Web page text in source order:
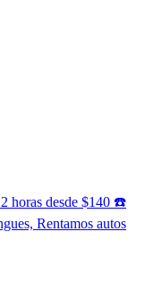
horas desde $140 ☎️
Rentamos autos